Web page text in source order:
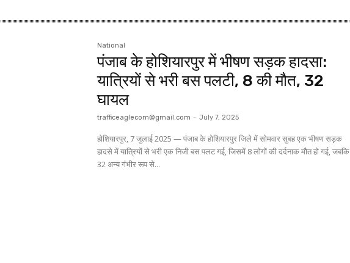
National
पंजाब के होशियारपुर में भीषण सड़क हादसा:
यात्रियों से भरी बस पलटी, 8 की मौत, 32
घायल
trafficeaglecom@gmail.com - July 7, 2025
होशियारपुर, 7 जुलाई 2025 — पंजाब के होशियारपुर जिले में सोमवार सुबह एक भीषण सड़क
हादसे में यात्रियों से भरी एक निजी बस पलट गई, जिसमें 8 लोगों की दर्दनाक मौत हो गई, जबकि
32 अन्य गंभीर रूप से...